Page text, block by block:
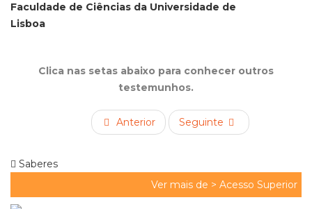
Faculdade de Ciências da Universidade de
Lisboa
Clica nas setas abaixo para conhecer outros
testemunhos.
Anterior Seguinte
Saberes
Ver mais de > Acesso Superior